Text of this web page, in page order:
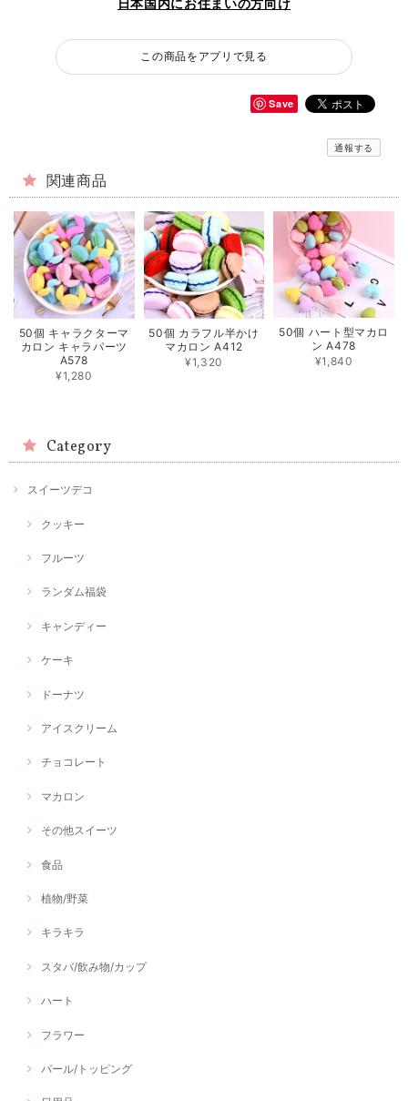
日本国内にお住まいの方向け
この商品をアプリで見る
Save
通報する
関連商品
50個 キャラクターマ
カロン キャラパーツ
A578
¥1,280
50個 カラフル半かけ
マカロン A412
¥1,320
50個 ハート型マカロ
ン A478
¥1,840
Category
スイーツデコ
クッキー
フルーツ
ランダム福袋
キャンディー
ケーキ
ドーナツ
アイスクリーム
チョコレート
マカロン
その他スイーツ
食品
植物/野菜
キラキラ
スタバ/飲み物/カップ
ハート
フラワー
パール/トッピング